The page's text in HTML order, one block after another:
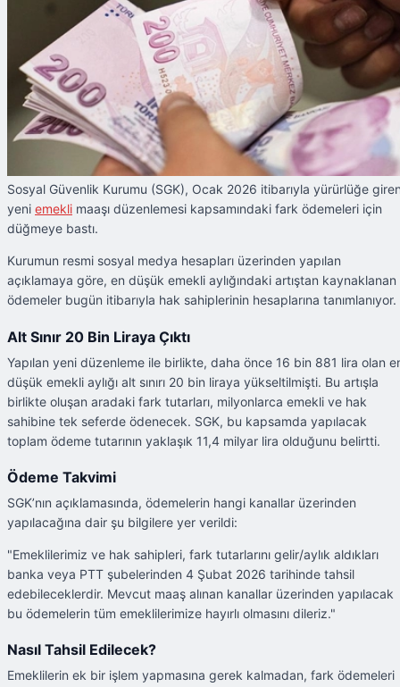
Sosyal Güvenlik Kurumu (SGK), Ocak 2026 itibarıyla yürürlüğe
yeni emekli maaşı düzenlemesi kapsamındaki fark ödemeleri için
düğmeye bastı.
Kurumun resmi sosyal medya hesapları üzerinden yapılan
açıklamaya göre, en düşük emekli aylığındaki artıştan kaynaklanan
ödemeler bugün itibarıyla hak sahiplerinin hesaplarına tanımlanıyor.
Alt Sınır 20 Bin Liraya Çıktı
Yapılan yeni düzenleme ile birlikte, daha önce 16 bin 881 lira olan
düşük emekli aylığı alt sınırı 20 bin liraya yükseltilmişti. Bu artışla
birlikte oluşan aradaki fark tutarları, milyonlarca emekli ve hak
sahibine tek seferde ödenecek. SGK, bu kapsamda yapılacak
toplam ödeme tutarının yaklaşık 11,4 milyar lira olduğunu belirtti.
Ödeme Takvimi
SGK’nın açıklamasında, ödemelerin hangi kanallar üzerinden
yapılacağına dair şu bilgilere yer verildi:
"Emeklilerimiz ve hak sahipleri, fark tutarlarını gelir/aylık aldıkları
banka veya PTT şubelerinden 4 Şubat 2026 tarihinde tahsil
edebileceklerdir. Mevcut maaş alınan kanallar üzerinden yapılacak
bu ödemelerin tüm emeklilerimize hayırlı olmasını dileriz."
Nasıl Tahsil Edilecek?
Emeklilerin ek bir işlem yapmasına gerek kalmadan, fark ödemeleri